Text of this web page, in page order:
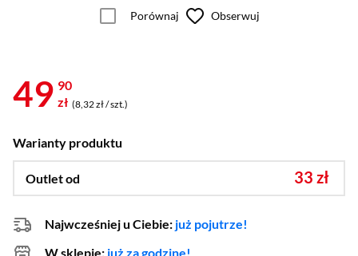
Porównaj Obserwuj
49 90
zł (8,32 zł / szt.)
Warianty produktu
Outlet od 33 zł
Najwcześniej u Ciebie: już pojutrze!
W sklepie: już za godzinę!